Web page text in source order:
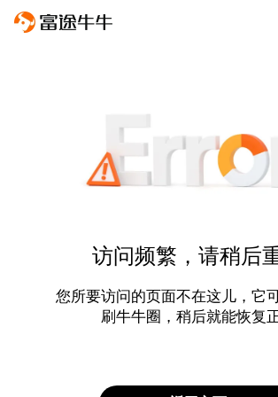
访问频繁，请稍后
您所要访问的页面不在这儿，它
刷牛牛圈，稍后就能恢复